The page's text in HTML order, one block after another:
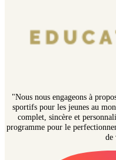
"Nous nous engageons à
sportifs pour les jeunes au
complet, sincère et
programme pour le
de